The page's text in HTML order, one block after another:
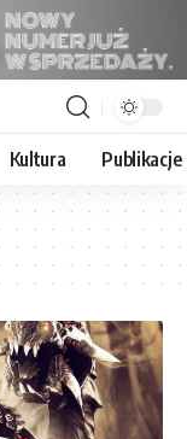
Kultura Publikacje